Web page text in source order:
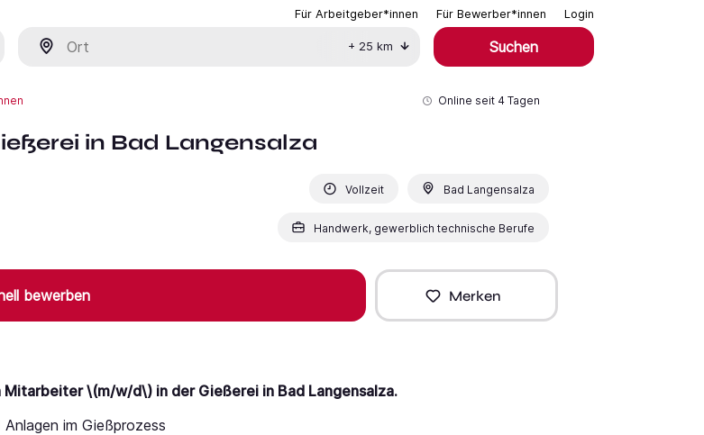
Für Arbeitgeber*innen Für Bewerber*innen Login
+ 25 km Suchen
Online seit 4 Tagen
in Bad Langensalza
Vollzeit Bad Langensalza
Handwerk, gewerblich technische Berufe
bewerben Merken
\(m/w/d\) in der Gießerei in Bad Langensalza.
im Gießprozess